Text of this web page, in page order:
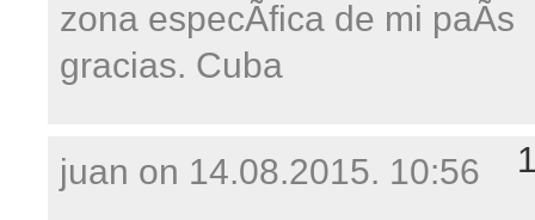
zona especÃ­fica de mi paÃ­s
gracias. Cuba
juan on 14.08.2015. 10:56